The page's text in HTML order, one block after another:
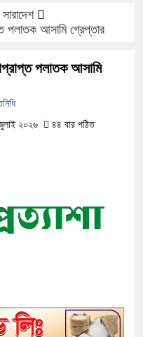
ফরিদপুরে ওজোপাডিকোর উদ্যোগে
বাংলাদেশের আকাশে রহস্যময় আলোর
ফরিদপুরে ট্রিপল মার্ডারঃ ১০ ঘণ্টায়
সারাদেশ
পলাতক আসামি গ্রেপ্তার
পলাতক আসামি
২০২৬
৪৪ বার পঠিত